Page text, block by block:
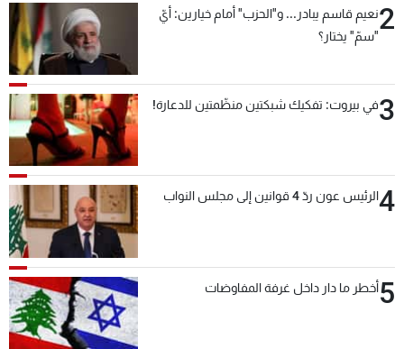
2نعيم قاسم يبادر... و"الحزب" أمام خيارين: أيّ
"سمّ" يختار؟
3في بيروت: تفكيك شبكتين منظّمتين للدعارة!
4الرئيس عون ردّ 4 قوانين إلى مجلس النواب
5أخطر ما دار داخل غرفة المفاوضات